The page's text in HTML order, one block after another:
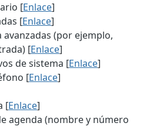
[Enlace]
[Enlace]
avanzadas (por ejemplo,
[Enlace]
de sistema [Enlace]
[Enlace]
[Enlace]
agenda (nombre y número